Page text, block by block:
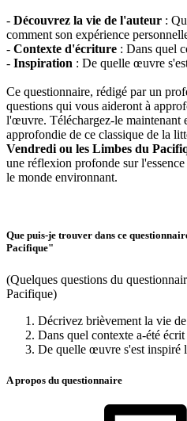
- Découvrez la vie de l'auteur :
comment son expérience
- Contexte d'écriture : Dans quel
- Inspiration : De quelle œuvre
Ce questionnaire, rédigé par un
questions qui vous aideront à
l'œuvre. Téléchargez-le maintenant
approfondie de ce classique de la
Vendredi ou les Limbes du
une réflexion profonde sur
le monde environnant.
Que puis-je trouver dans ce
Pacifique"
(Quelques questions du
Pacifique)
Décrivez brièvement la vie
Dans quel contexte a-été
De quelle œuvre s'est inspiré
A propos du questionnaire